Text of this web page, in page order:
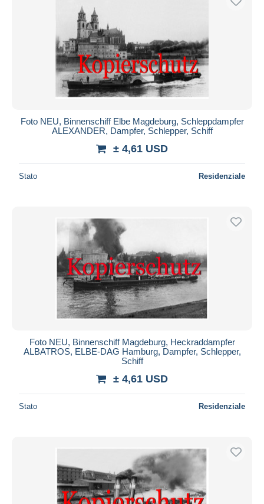
Foto NEU, Binnenschiff Elbe Magdeburg, Schleppdampfer
ALEXANDER, Dampfer, Schlepper, Schiff
± 4,61 USD
Stato Residenziale
Foto NEU, Binnenschiff Magdeburg, Heckraddampfer
ALBATROS, ELBE-DAG Hamburg, Dampfer, Schlepper,
Schiff
± 4,61 USD
Stato Residenziale